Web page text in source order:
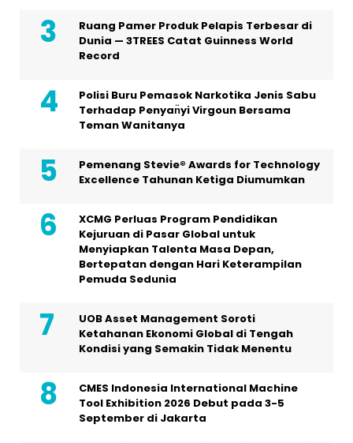
Ruang Pamer Produk Pelapis Terbesar di
Dunia — 3TREES Catat Guinness World
Record
Polisi Buru Pemasok Narkotika Jenis Sabu
Terhadap Penyan̈yi Virgoun Bersama
Teman Wanitanya
Pemenang Stevie® Awards for Technology
Excellence Tahunan Ketiga Diumumkan
XCMG Perluas Program Pendidikan
Kejuruan di Pasar Global untuk
Menyiapkan Talenta Masa Depan,
Bertepatan dengan Hari Keterampilan
Pemuda Sedunia
UOB Asset Management Soroti
Ketahanan Ekonomi Global di Tengah
Kondisi yang Semakin Tidak Menentu
CMES Indonesia International Machine
Tool Exhibition 2026 Debut pada 3-5
September di Jakarta